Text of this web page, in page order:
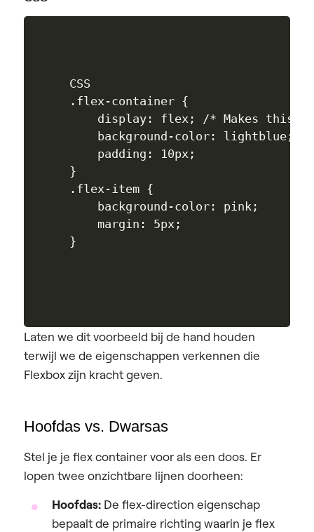
CSS
.flex-container {
display: flex; /* Makes this a
    background-color: lightblue;
    padding: 10px;
}
.flex-item {
    background-color: pink;
    margin: 5px;
Laten we dit voorbeeld bij de hand houden
terwijl we de eigenschappen verkennen die
Flexbox zijn kracht geven.
Hoofdas vs. Dwarsas
Stel je je flex container voor als een doos. Er
lopen twee onzichtbare lijnen doorheen:
Hoofdas: De flex-direction eigenschap
bepaalt de primaire richting waarin je flex